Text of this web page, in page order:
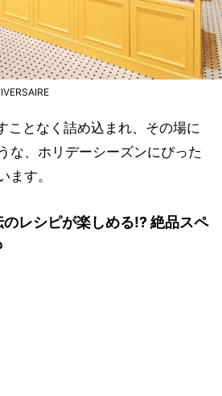
ことなく詰め込まれ、その場に
な、ホリデーシーズンにぴった
ます。
レシピが楽しめる!? 絶品スペ